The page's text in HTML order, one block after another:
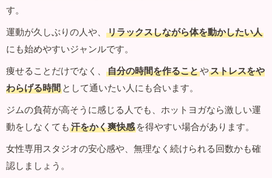
す。
運動が久しぶりの人や、
リラックスしながら体を動かしたい人
にも始めやすいジャンルです。
痩せることだけでなく、
自分の時間を作ることやストレスをや
わらげる時間 として通いたい人にも合います。
ジムの負荷が高そうに感じる人でも、ホットヨガなら激しい運
動をしなくても 汗をかく爽快感 を得やすい場合があります。
女性専用スタジオの安心感や、無理なく続けられる回数かも確
認しましょう。